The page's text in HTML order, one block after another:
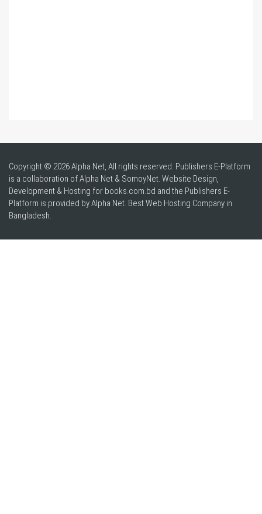
Copyright © 2026 Alpha Net, All rights reserved. Publishers E-Platform
is a collaboration of Alpha Net & SomoyNet. Website Design,
Development & Hosting for books.com.bd and the Publishers E-
Platform is provided by Alpha Net. BestWeb Hosting Company in
Bangladesh.